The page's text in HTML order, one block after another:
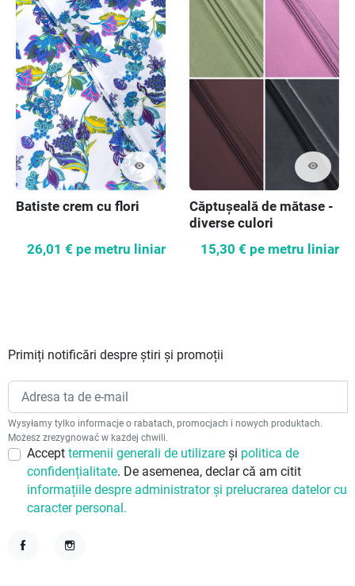
visibility
Batiste crem cu flori
26,01 € pe metru liniar
visibility
Căptușeală de mătase -
diverse culori
15,30 € pe metru liniar
Primiți notificări despre știri și promoții
Wysyłamy tylko informacje o rabatach, promocjach i nowych produktach.
Możesz zrezygnować w każdej chwili.
Accept termenii generali de utilizare și politica de
confidențialitate. De asemenea, declar că am citit
informațiile despre administrator și prelucrarea datelor cu
caracter personal.